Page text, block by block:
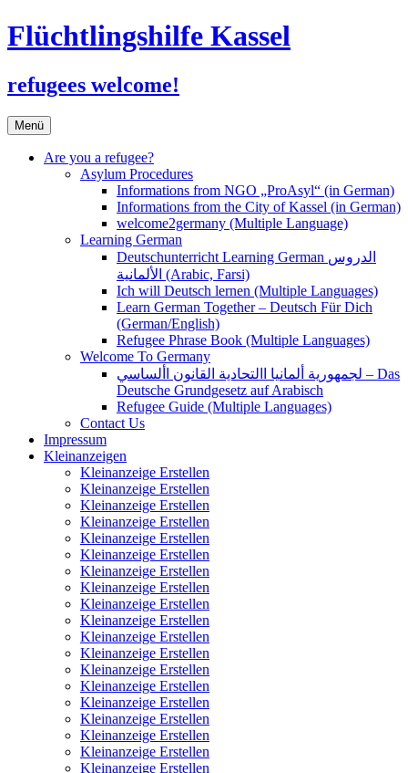
Flüchtlingshilfe Kassel
refugees welcome!
Menü Zum
Inhalt
springen
Are you a refugee?
Asylum Procedures
Informations from NGO „ProAsyl“ (in German)
Informations from the City of Kassel (in German)
welcome2germany (Multiple Language)
Learning German
Deutschunterricht Learning German الدروس
الألمانية (Arabic, Farsi)
Ich will Deutsch lernen (Multiple Languages)
Learn German Together – Deutsch Für Dich
(German/English)
Refugee Phrase Book (Multiple Languages)
Welcome To Germany
لجمهورية ألمانيا االتحادية القانون األساسي – Das
Deutsche Grundgesetz auf Arabisch
Refugee Guide (Multiple Languages)
Contact Us
Impressum
Kleinanzeigen
Kleinanzeige Erstellen
Kleinanzeige Erstellen
Kleinanzeige Erstellen
Kleinanzeige Erstellen
Kleinanzeige Erstellen
Kleinanzeige Erstellen
Kleinanzeige Erstellen
Kleinanzeige Erstellen
Kleinanzeige Erstellen
Kleinanzeige Erstellen
Kleinanzeige Erstellen
Kleinanzeige Erstellen
Kleinanzeige Erstellen
Kleinanzeige Erstellen
Kleinanzeige Erstellen
Kleinanzeige Erstellen
Kleinanzeige Erstellen
Kleinanzeige Erstellen
Kleinanzeige Erstellen